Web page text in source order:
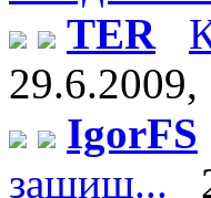
TER
29.6.2009,
IgorFS
защищ...